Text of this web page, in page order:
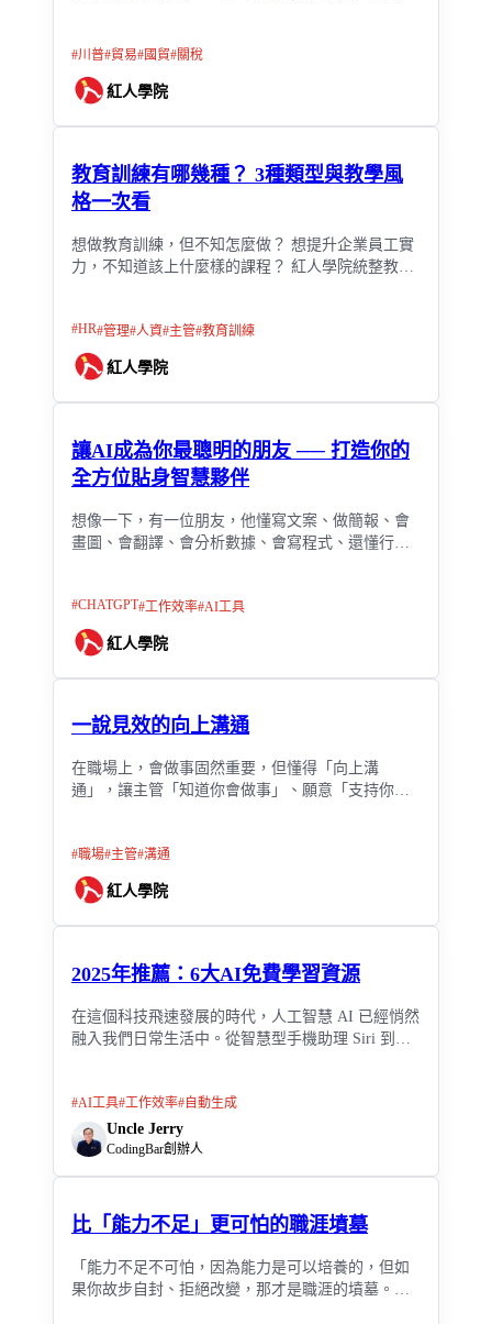
韌性與成長的新動力。
#川普#貿易#國貿#關稅
紅人學院
教育訓練有哪幾種？ 3種類型與教學風
格一次看
想做教育訓練，但不知怎麼做？ 想提升企業員工實
力，不知道該上什麼樣的課程？ 紅人學院統整教育
#HR#管理#人資#主管#教育訓練
紅人學院
讓AI成為你最聰明的朋友 ── 打造你的
全方位貼身智慧夥伴
想像一下，有一位朋友，他懂寫文案、做簡報、會
畫圖、會翻譯、會分析數據、會寫程式、還懂行銷
#CHATGPT#工作效率#AI工具
紅人學院
一說見效的向上溝通
在職場上，會做事固然重要，但懂得「向上溝
通」，讓主管「知道你會做事」、願意「支持你做
被肯定，是主管不懂，還是我沒講清楚？
#職場#主管#溝通
紅人學院
2025年推薦：6大AI免費學習資源
在這個科技飛速發展的時代，人工智慧 AI 已經悄然
融入我們日常生活中。從智慧型手機助理 Siri 到個
#AI工具#工作效率#自動生成
Uncle Jerry
CodingBar創辦人
比「能力不足」更可怕的職涯墳墓
「能力不足不可怕，因為能力是可以培養的，但如
果你故步自封、拒絕改變，那才是職涯的墳墓。」